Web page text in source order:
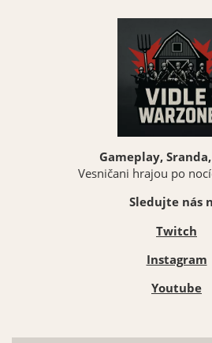
Gameplay,
Vesničani hrajou po
Sledujte nás
Twitch
Instagram
Youtube